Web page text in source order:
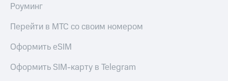
Роуминг
Перейти в МТС со своим номером
Оформить eSIM
Оформить SIM-карту в Telegram